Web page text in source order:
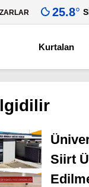
25.8°
Kurtalan
Siirt